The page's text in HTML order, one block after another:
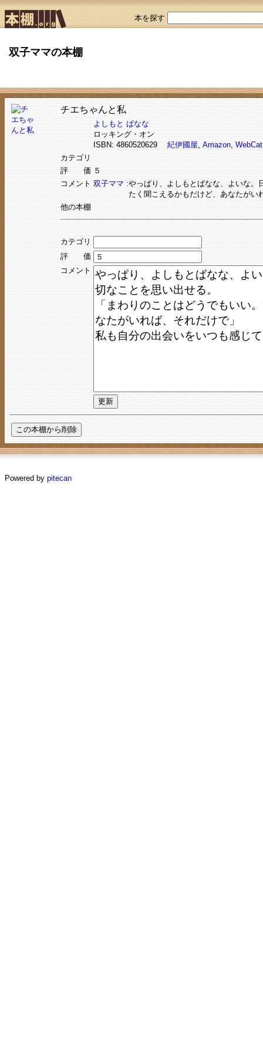
本を探す
双子ママの本棚
チエちゃんと私
よしもと ばなな
ロッキング・オン
ISBN: 4860520629 紀伊國屋, Amazon, WebCat
カテゴリ
評 価 ５
コメント 双子ママ :やっぱり、よしもとばなな、よいな。
たく聞こえるかもだけど、あなたがい
他の本棚
カテゴリ
評 価
コメント
Powered by pitecan